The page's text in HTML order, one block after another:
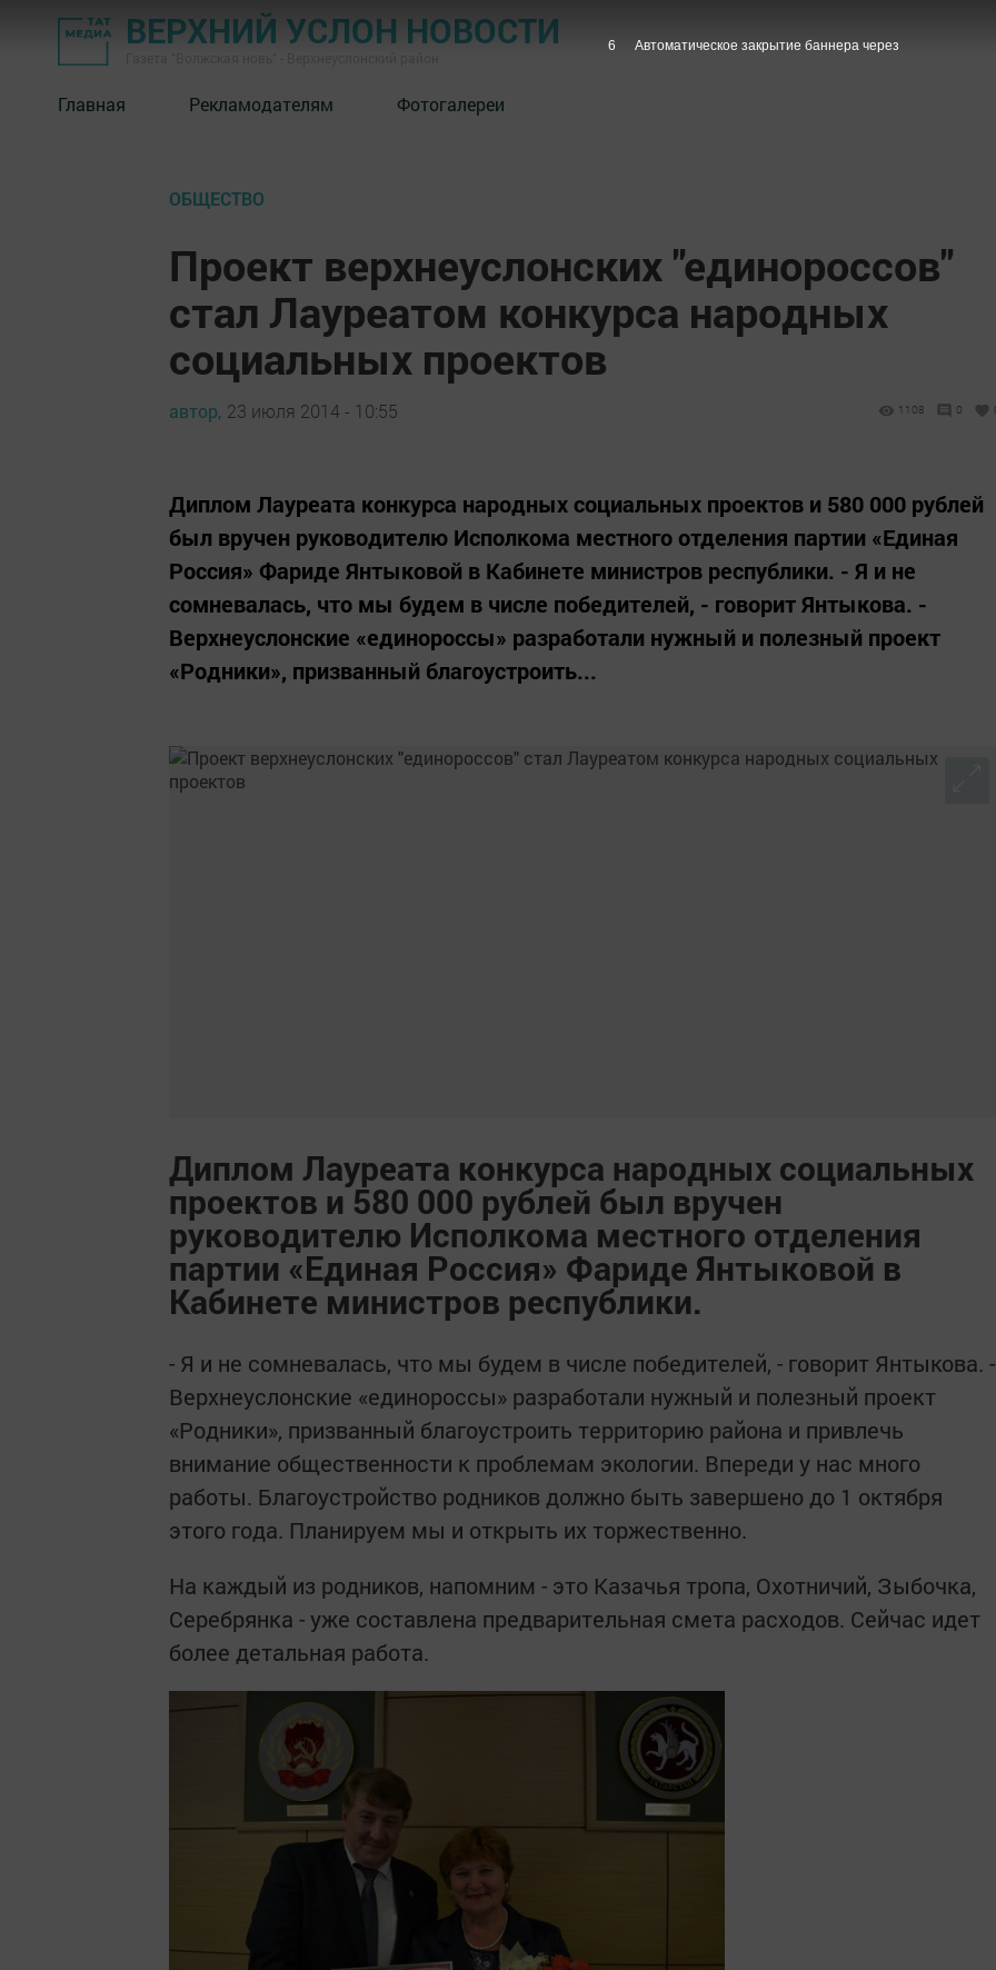
ВЕРХНИЙ УСЛОН НОВОСТИ
Главная Рекламодателям Фотогалереи
ОБЩЕСТВО
Проект верхнеуслонских "единороссов"
стал Лауреатом конкурса народных
социальных проектов
автор, 23 июля 2014 - 10:55 1108 0
Диплом Лауреата конкурса народных социальных проектов и 580 000 рублей
был вручен руководителю Исполкома местного отделения партии «Единая
Россия» Фариде Янтыковой в Кабинете министров республики. - Я и не
сомневалась, что мы будем в числе победителей, - говорит Янтыкова. -
Верхнеуслонские «единороссы» разработали нужный и полезный проект
«Родники», призванный благоустроить...
Диплом Лауреата конкурса народных социальных
проектов и 580 000 рублей был вручен
руководителю Исполкома местного отделения
партии «Единая Россия» Фариде Янтыковой в
Кабинете министров республики.
- Я и не сомневалась, что мы будем в числе победителей, - говорит Янтыкова. -
Верхнеуслонские «единороссы» разработали нужный и полезный проект
«Родники», призванный благоустроить территорию района и привлечь
внимание общественности к проблемам экологии. Впереди у нас много
работы. Благоустройство родников должно быть завершено до 1 октября
этого года. Планируем мы и открыть их торжественно.
На каждый из родников, напомним - это Казачья тропа, Охотничий, Зыбочка,
Серебрянка - уже составлена предварительная смета расходов. Сейчас идет
более детальная работа.
5 Автоматическое закрытие баннера через